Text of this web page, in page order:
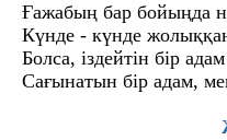
Ғажабың бар бойыңда
Күнде - күнде
Болса, іздейтін бір
Сағынатын бір адам,